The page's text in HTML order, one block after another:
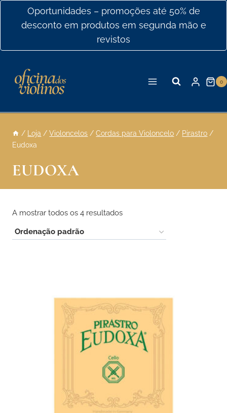
conteúdo
Oportunidades – promoções até 50% de
desconto em produtos em segunda mão e
revistos
0
/ Loja / Violoncelos / Cordas para Violoncelo / Pirastro /
Eudoxa
EUDOXA
A mostrar todos os 4 resultados